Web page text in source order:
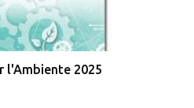
l'Ambiente 2025